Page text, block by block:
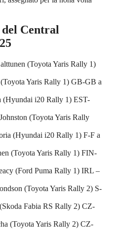
Central
(Toyota Yaris Rally 1)
Yaris Rally 1) GB-GB a
(Hyundai i20 Rally 1) EST-
(Toyota Yaris Rally
(Hyundai i20 Rally 1) F-F a
(Toyota Yaris Rally 1) FIN-
(Ford Puma Rally 1) IRL –
(Toyota Yaris Rally 2) S-
Fabia RS Rally 2) CZ-
(Toyota Yaris Rally 2) CZ-